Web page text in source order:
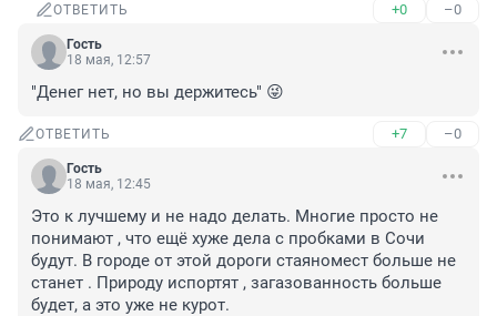
ОТВЕТИТЬ +0 –0
Гость
18 мая, 12:57
"Денег нет, но вы держитесь" 😜
ОТВЕТИТЬ +7 –0
Гость
18 мая, 12:45
Это к лучшему и не надо делать. Многие просто не
понимают , что ещё хуже дела с пробками в Сочи
будут. В городе от этой дороги стаяномест больше не
станет . Природу испортят , загазованность больше
будет, а это уже не курот.